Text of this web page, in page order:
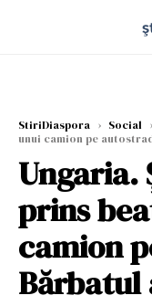
StiriDiaspora › Social ›
unui camion pe
Ungaria.
prins
camion
Bărbatul